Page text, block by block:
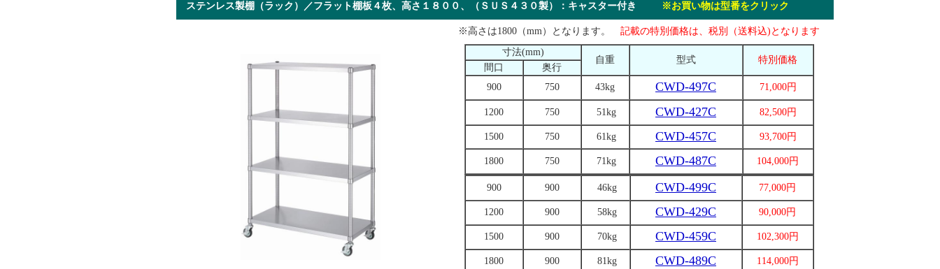
ステンレス製棚（ラック）／フラット棚板４枚、高さ１８００、（ＳＵＳ４３０製）：キャスター付き ※お買い物は型番をクリック
※高さは1800（mm）となります。 記載の特別価格は、税別（送料込)となります
寸法(mm)
自重 型式 特別価格
間口
奥行
900
750 43kg CWD-497C 71,000円
1200 750 51kg CWD-427C 82,500円
1500 750 61kg CWD-457C 93,700円
1800 750 71kg CWD-487C 104,000円
900 900 46kg CWD-499C 77,000円
1200 900 58kg CWD-429C 90,000円
1500 900 70kg CWD-459C 102,300円
1800 900 81kg CWD-489C 114,000円